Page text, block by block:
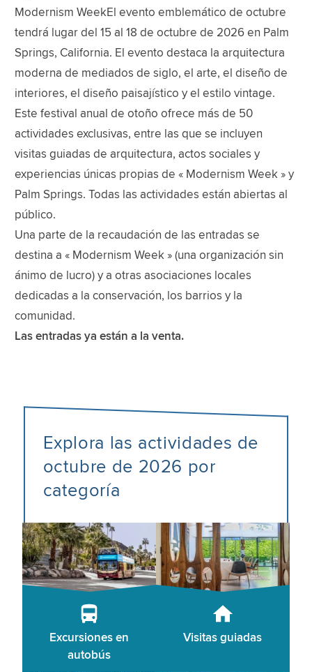
Modernism WeekEl evento emblemático de octubre
tendrá lugar del 15 al 18 de octubre de 2026 en Palm
Springs, California. El evento destaca la arquitectura
moderna de mediados de siglo, el arte, el diseño de
interiores, el diseño paisajístico y el estilo vintage.
Este festival anual de otoño ofrece más de 50
actividades exclusivas, entre las que se incluyen
visitas guiadas de arquitectura, actos sociales y
experiencias únicas propias de « Modernism Week » y
Palm Springs. Todas las actividades están abiertas al
público.
Una parte de la recaudación de las entradas se
destina a « Modernism Week » (una organización sin
ánimo de lucro) y a otras asociaciones locales
dedicadas a la conservación, los barrios y la
comunidad.
Las entradas ya están a la venta.
Explora las actividades de
octubre de 2026 por
categoría
Excursiones en
autobús
Visitas guiadas